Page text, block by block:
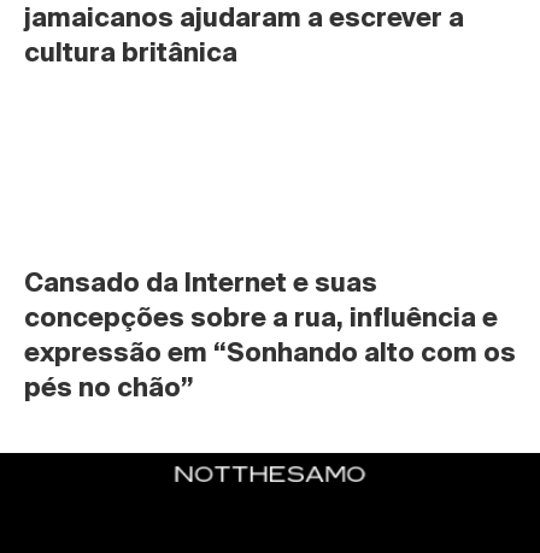
jamaicanos ajudaram a escrever a
cultura britânica
Cansado da Internet e suas
concepções sobre a rua, influência e
expressão em “Sonhando alto com os
pés no chão”